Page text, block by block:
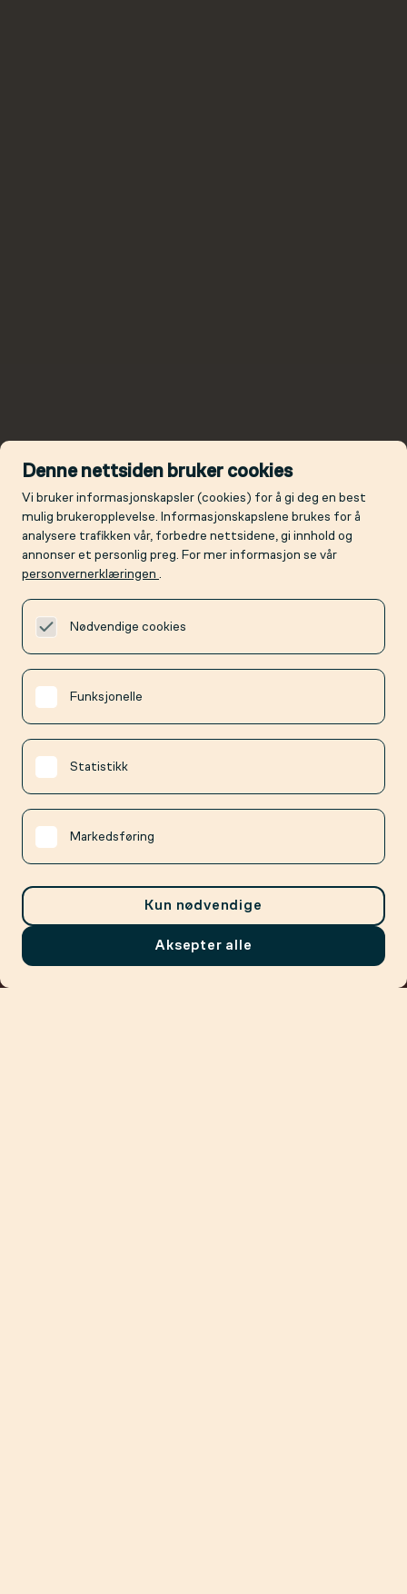
Meny
Denne nettsiden bruker cookies
Vi bruker informasjonskapsler (cookies) for å gi deg en best
mulig brukeropplevelse. Informasjonskapslene brukes for å
analysere trafikken vår, forbedre nettsidene, gi innhold og
annonser et personlig preg. For mer informasjon se vår
personvernerklæringen .
Nødvendige cookies
Funksjonelle
Statistikk
Markedsføring
Kun nødvendige
Aksepter alle